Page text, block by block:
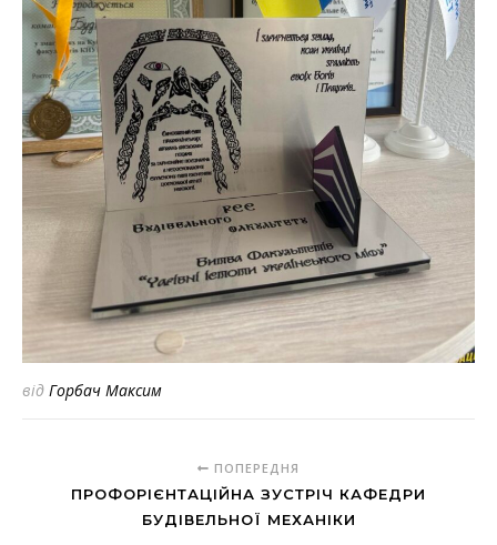
від Горбач Максим
ПОПЕРЕДНЯ
ПРОФОРІЄНТАЦІЙНА ЗУСТРІЧ КАФЕДРИ
БУДІВЕЛЬНОЇ МЕХАНІКИ